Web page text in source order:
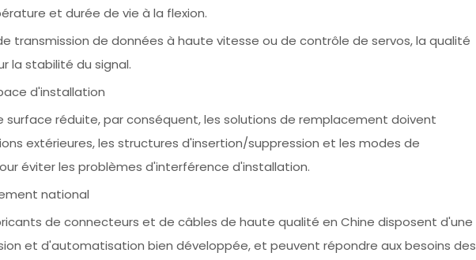
et durée de vie à la flexion.
transmission de données à haute vitesse ou de contrôle de servos, la qualité
la stabilité du signal.
d'installation
surface réduite, par conséquent, les solutions de remplacement doivent
extérieures, les structures d'insertion/suppression et les modes de
éviter les problèmes d'interférence d'installation.
national
de connecteurs et de câbles de haute qualité en Chine disposent d'une
et d'automatisation bien développée, et peuvent répondre aux besoins des